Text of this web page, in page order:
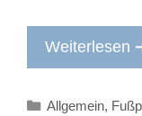
Weiterlesen
Kategorien
Allgemein,